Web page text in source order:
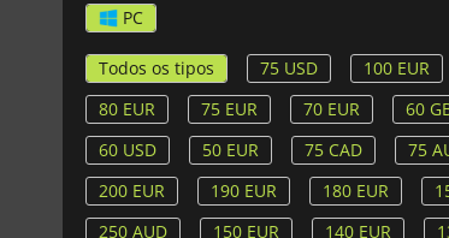
PC
Todos os tipos 75 USD 100 EUR
80 EUR
75 EUR 70 EUR 60
60 USD
50 EUR 75 CAD 75
200 EUR
190 EUR 180 EUR
250 AUD
150 EUR 140 EUR